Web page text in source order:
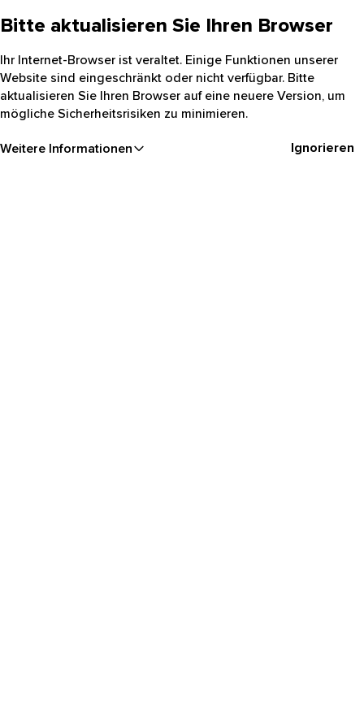
Bitte aktualisieren Sie Ihren Browser
Ihr Internet-Browser ist veraltet. Einige Funktionen unserer
Website sind eingeschränkt oder nicht verfügbar. Bitte
aktualisieren Sie Ihren Browser auf eine neuere Version, um
mögliche Sicherheitsrisiken zu minimieren.
Weitere Informationen Ignorieren